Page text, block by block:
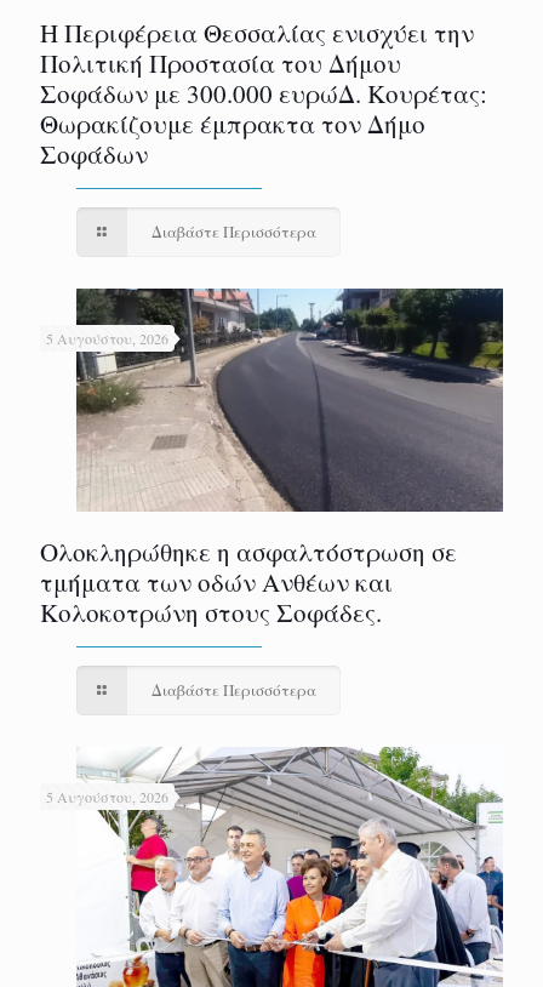
Η Περιφέρεια Θεσσαλίας ενισχύει την
Πολιτική Προστασία του Δήμου
Σοφάδων με 300.000 ευρώΔ. Κουρέτας:
Θωρακίζουμε έμπρακτα τον Δήμο
Σοφάδων
Διαβάστε Περισσότερα
5 Αυγούστου, 2026
Ολοκληρώθηκε η ασφαλτόστρωση σε
τμήματα των οδών Ανθέων και
Κολοκοτρώνη στους Σοφάδες.
Διαβάστε Περισσότερα
5 Αυγούστου, 2026